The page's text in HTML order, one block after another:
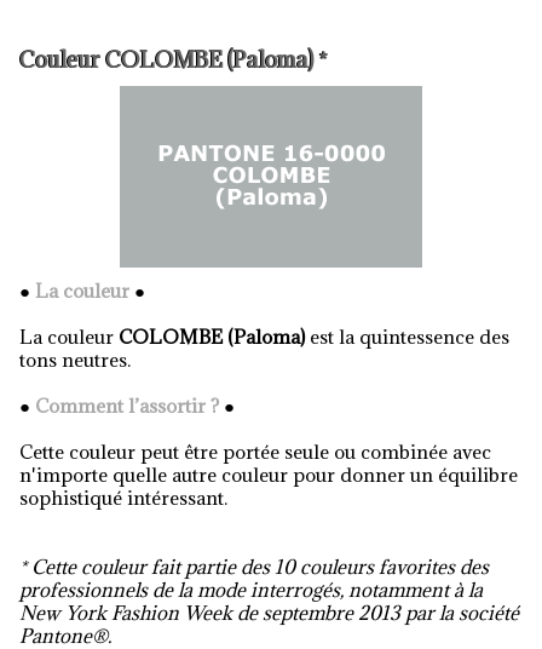
Couleur COLOMBE (Paloma) *
La couleur ●
La couleur COLOMBE (Paloma) est la quintessence des
tons neutres.
● Comment l’assortir ? ●
Cette couleur peut être portée seule ou combinée avec
n'importe quelle autre couleur pour donner un équilibre
sophistiqué intéressant.
* Cette couleur fait partie des 10 couleurs favorites des
professionnels de la mode interrogés, notamment à la
New York Fashion Week de septembre 2013 par la société
Pantone®.